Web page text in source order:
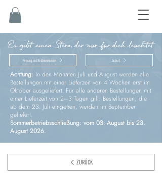
Es gibt einen Stern, der nur für dich leuchtet
Firmung und Erstkommunion Geburt
Achtung: In den Monaten Juli und August werden alle
Bestellungen mit einer Lieferzeit von 4 Wochen erst im
Oktober ausgeliefert. Für alle anderen Bestellungen mit
einer Lieferzeit von 2–3 Tagen gilt: Bestellungen, die
ab dem 23. Juli eingehen, werden im September
geliefert.
Sommerbetriebsschließung: vom 03. August bis 23.
August 2026.
ZURÜCK